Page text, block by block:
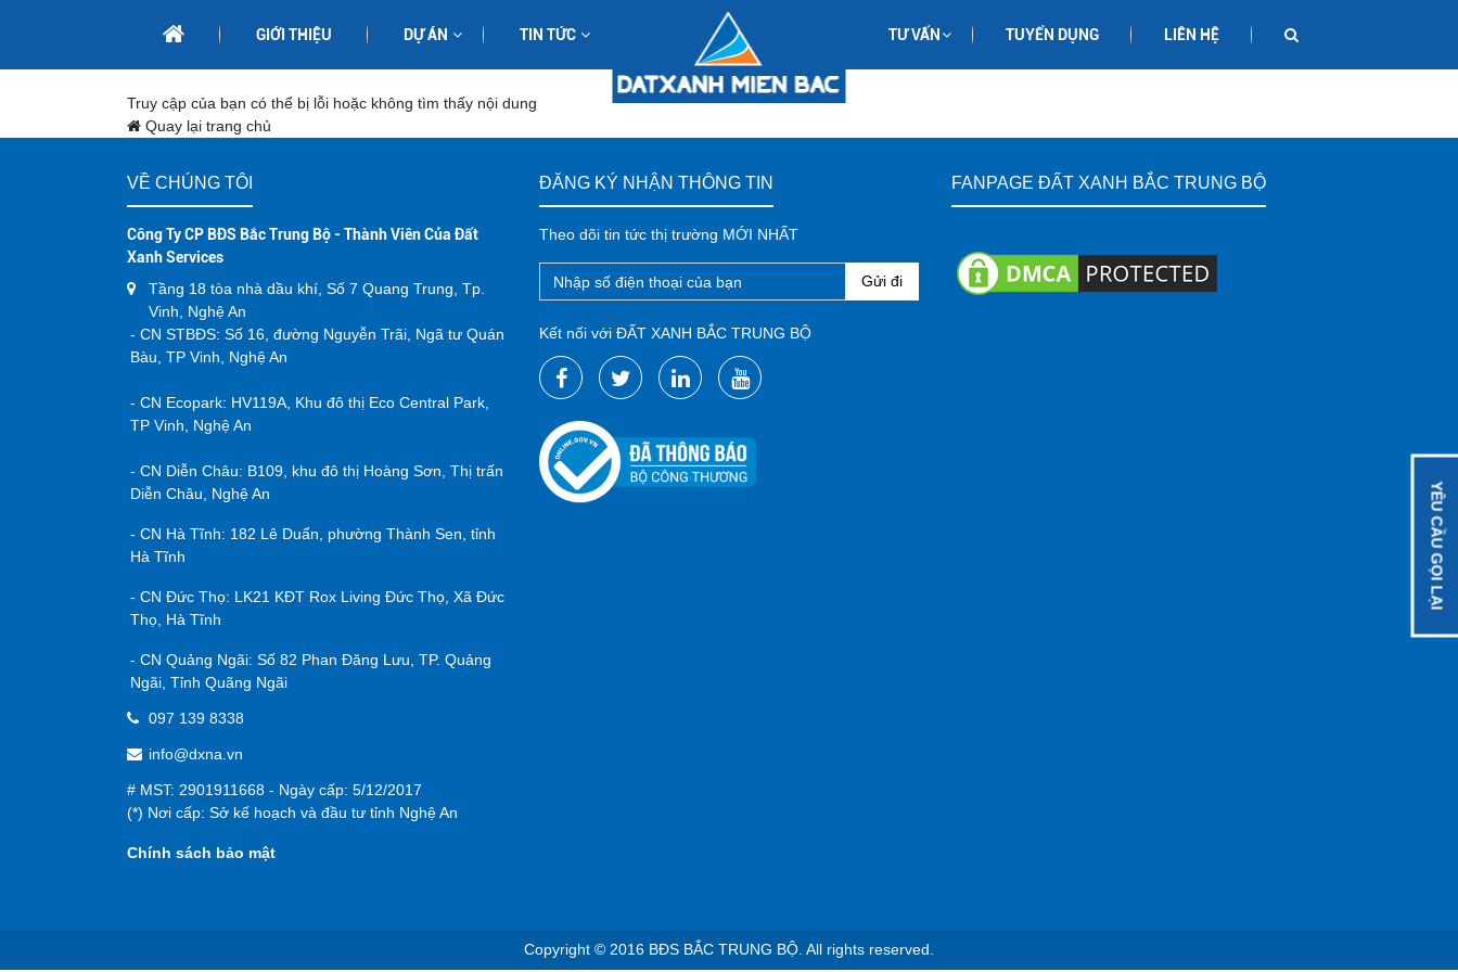
GIỚI THIỆU DỰ ÁN TIN TỨC TƯ VẤN TUYỂN DỤNG LIÊN HỆ
Truy cập của bạn có thể bị lỗi hoặc không tìm thấy nội dung
Quay lại trang chủ
VỀ CHÚNG TÔI
Công Ty CP BĐS Bắc Trung Bộ - Thành Viên Của Đất
Xanh Services
Tầng 18 tòa nhà dầu khí, Số 7 Quang Trung, Tp.
Vinh, Nghệ An
- CN STBĐS: Số 16, đường Nguyễn Trãi, Ngã tư Quán
Bàu, TP Vinh, Nghệ An
- CN Ecopark: HV119A, Khu đô thị Eco Central Park,
TP Vinh, Nghệ An
- CN Diễn Châu: B109, khu đô thị Hoàng Sơn, Thị trấn
Diễn Châu, Nghệ An
- CN Hà Tĩnh: 182 Lê Duẩn, phường Thành Sen, tỉnh
Hà Tĩnh
- CN Đức Thọ: LK21 KĐT Rox Living Đức Thọ, Xã Đức
Thọ, Hà Tĩnh
- CN Quảng Ngãi: Số 82 Phan Đăng Lưu, TP. Quảng
Ngãi, Tỉnh Quãng Ngãi
097 139 8338
info@dxna.vn
# MST: 2901911668 - Ngày cấp: 5/12/2017
(*) Nơi cấp: Sở kế hoạch và đầu tư tỉnh Nghệ An
Chính sách bảo mật
ĐĂNG KÝ NHẬN THÔNG TIN
Theo dõi tin tức thị trường MỚI NHẤT
Gửi đi
Kết nối với ĐẤT XANH BẮC TRUNG BỘ
FANPAGE ĐẤT XANH BẮC TRUNG BỘ
Copyright © 2016 BĐS BẮC TRUNG BỘ. All rights reserved.
YÊU CẦU GỌI LẠI